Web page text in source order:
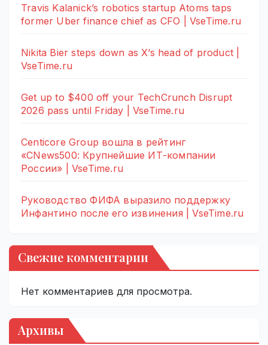
Travis Kalanick’s robotics startup Atoms taps
former Uber finance chief as CFO | VseTime.ru
Nikita Bier steps down as X’s head of product |
VseTime.ru
Get up to $400 off your TechCrunch Disrupt
2026 pass until Friday | VseTime.ru
Centicore Group вошла в рейтинг
«CNews500: Крупнейшие ИТ-компании
России» | VseTime.ru
Руководство ФИФА выразило поддержку
Инфантино после его извинения | VseTime.ru
Свежие комментарии
Нет комментариев для просмотра.
Архивы